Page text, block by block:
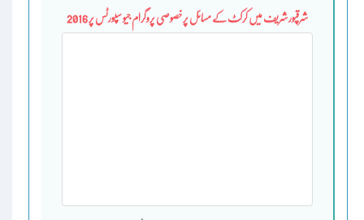
شرقپور شریف میں کرکٹ کے مسائل پر خصوصی پروگرام جیو سپورٹس پر 2016